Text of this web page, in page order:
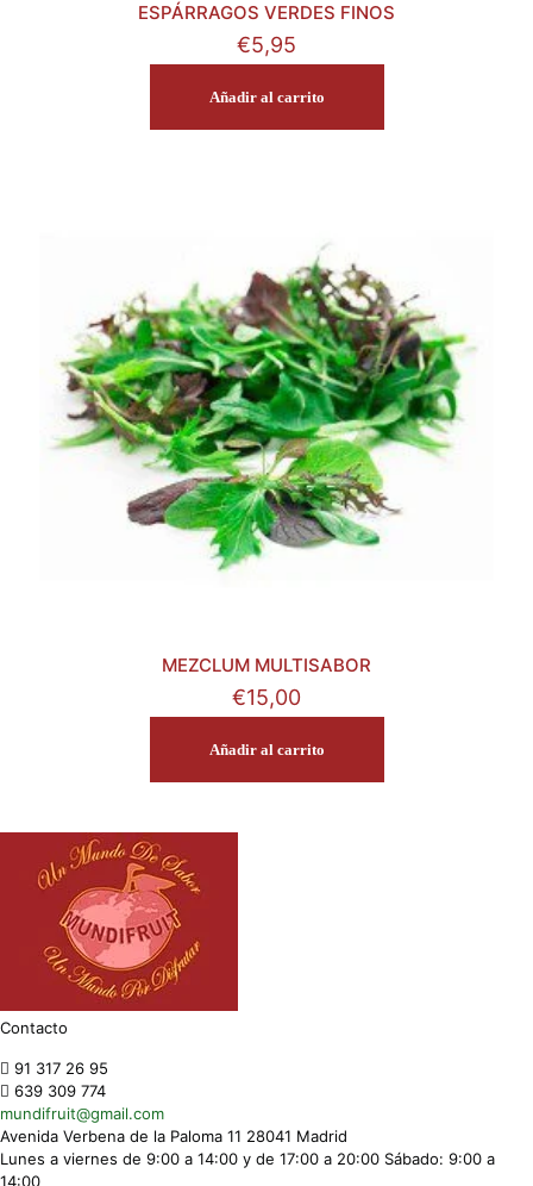
ESPÁRRAGOS VERDES FINOS
€5,95
Añadir al carrito
MEZCLUM MULTISABOR
€15,00
Añadir al carrito
Contacto
91 317 26 95
639 309 774
mundifruit@gmail.com
Avenida Verbena de la Paloma 11 28041 Madrid
Lunes a viernes de 9:00 a 14:00 y de 17:00 a 20:00 Sábado: 9:00 a
14:00